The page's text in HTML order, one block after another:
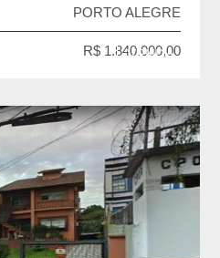
PORTO ALEGRE
R$ 1.840.000,00
VENDA